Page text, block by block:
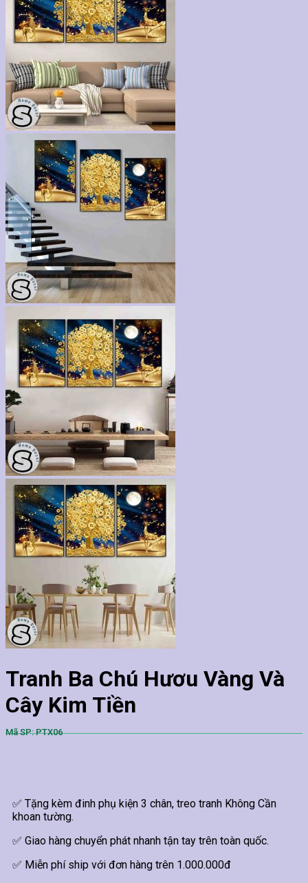
Tranh Ba Chú Hươu Vàng Và
Cây Kim Tiền
Mã SP: PTX06
✅ Tặng kèm đinh phụ kiện 3 chân, treo tranh Không Cần
khoan tường.
✅ Giao hàng chuyển phát nhanh tận tay trên toàn quốc.
✅ Miễn phí ship với đơn hàng trên 1.000.000đ